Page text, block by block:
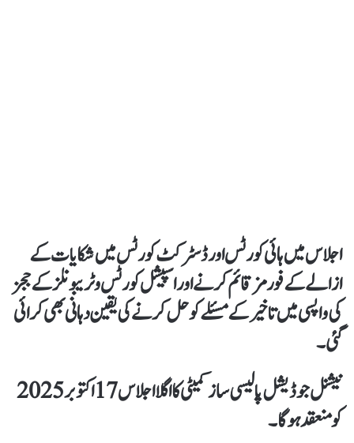
اجلاس میں ہائی کورٹس اور ڈسٹرکٹ کورٹس میں شکایات کے
ازالے کے فورمز قائم کرنے اور اسپیشل کورٹس و ٹریبونلز کے ججز
کی واپسی میں تاخیر کے مسئلے کو حل کرنے کی یقین دہانی بھی کرائی
گئی۔
نیشنل جوڈیشل پالیسی ساز کمیٹی کا اگلا اجلاس 17 اکتوبر 2025
کو منعقد ہوگا۔